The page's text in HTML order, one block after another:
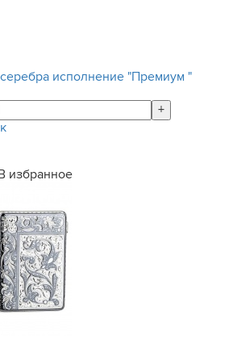
исполнение "Премиум "
+
избранное